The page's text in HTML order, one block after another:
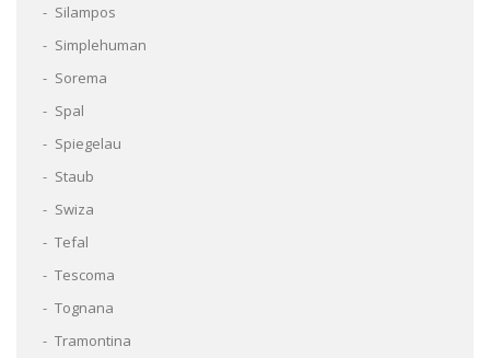
Silampos
Simplehuman
Sorema
Spal
Spiegelau
Staub
Swiza
Tefal
Tescoma
Tognana
Tramontina